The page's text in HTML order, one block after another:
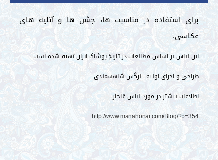
بیشتر
استفاده در مناسبت ها، جشن ها و آتلیه های